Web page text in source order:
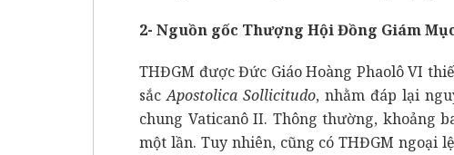
2- Nguồn gốc Thượng Hội Đồng Giám
THĐGM được Đức Giáo Hoàng Phaolô VI
sắcApostolica Sollicitudo, nhằm đáp lại
chung Vaticanô II. Thông thường, khoảng
một lần. Tuy nhiên, cũng có THĐGM ngoại